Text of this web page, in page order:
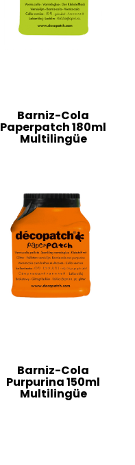
Barniz-Cola
Paperpatch 180ml
Multilingüe
Barniz-Cola
Purpurina 150ml
Multilingüe